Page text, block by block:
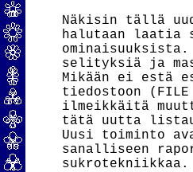
Näkisin tällä
halutaan laatia
selityksiä ja
Mikään ei estä
tiedostoon (FILE
ilmeikkäitä
tätä uutta
Uusi toiminto
sanalliseen
sukrotekniikkaa.